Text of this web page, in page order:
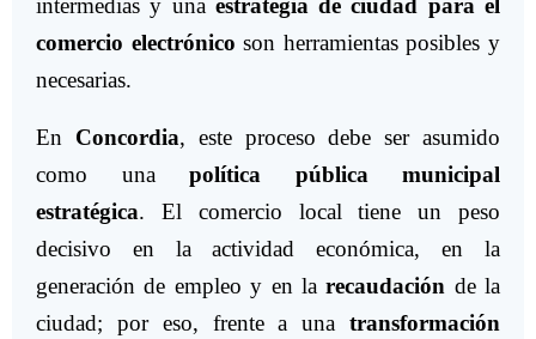
comercio electrónico son herramientas posibles y
necesarias.
En Concordia, este proceso debe ser asumido
como una política pública municipal
estratégica. El comercio local tiene un peso
decisivo en la actividad económica, en la
generación de empleo y en larecaudación de la
ciudad; por eso, frente a una transformación